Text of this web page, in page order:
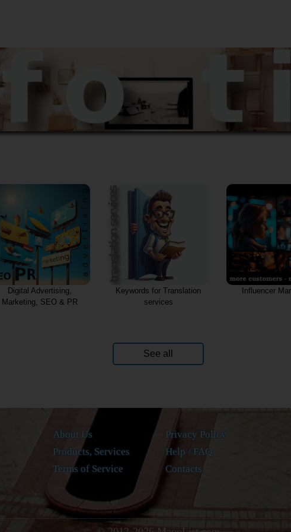
Digital Advertising,
Marketing, SEO & PR
Keywords for Translation
services
Influencer
See all
About Us
Products, Services
Terms of Service
Privacy Policy
Help / FAQ
Contacts